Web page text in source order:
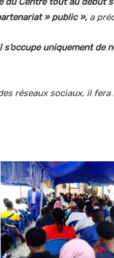
» public », a
uniquement de
réseaux sociaux, il